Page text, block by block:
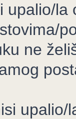
upalio/la
ne
upalio/